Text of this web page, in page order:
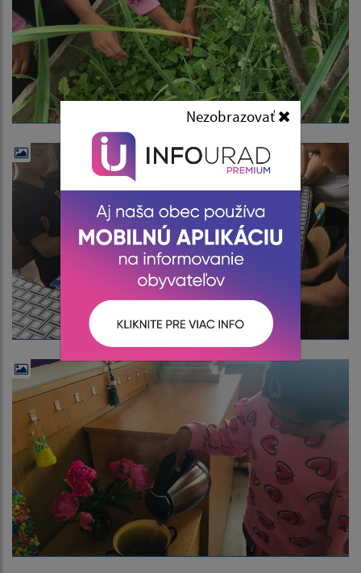
Nezobrazovať